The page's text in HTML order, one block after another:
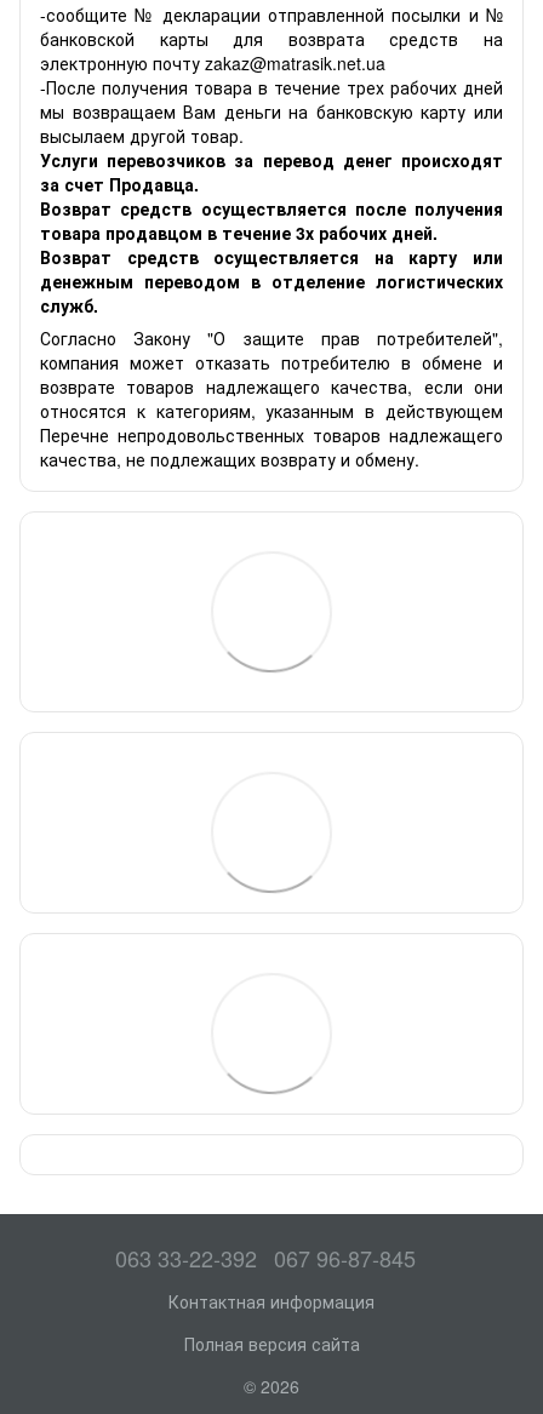
-сообщите № декларации отправленной посылки и №
банковской карты для возврата средств на
электронную почту zakaz@matrasik.net.ua
-После получения товара в течение трех рабочих дней
мы возвращаем Вам деньги на банковскую карту или
высылаем другой товар.
Услуги перевозчиков за перевод денег происходят
за счет Продавца.
Возврат средств осуществляется после получения
товара продавцом в течение 3х рабочих дней.
Возврат средств осуществляется на карту или
денежным переводом в отделение логистических
служб.
Согласно Закону "О защите прав потребителей",
компания может отказать потребителю в обмене и
возврате товаров надлежащего качества, если они
относятся к категориям, указанным в действующем
Перечне непродовольственных товаров надлежащего
качества, не подлежащих возврату и обмену.
063 33-22-392 067 96-87-845
Контактная информация
Полная версия сайта
© 2026